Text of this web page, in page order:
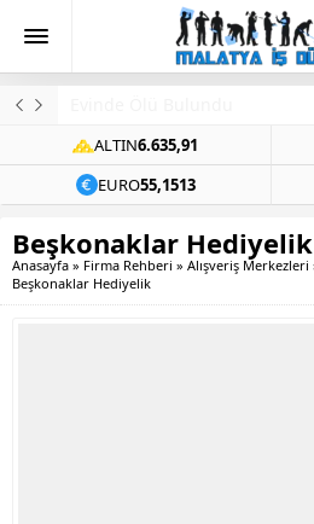
ALTIN6.635,91
EURO55,1513
Beşkonaklar Hediyelik
Anasayfa » Firma Rehberi » Alışveriş Merkezleri
Beşkonaklar Hediyelik